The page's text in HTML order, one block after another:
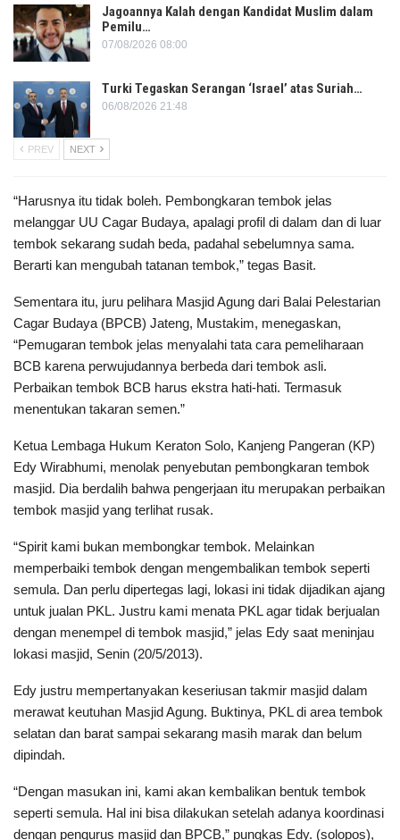
Jagoannya Kalah dengan Kandidat Muslim dalam
Pemilu…
07/08/2026 08:00
Turki Tegaskan Serangan ‘Israel’ atas Suriah…
06/08/2026 21:48
PREV NEXT
“Harusnya itu tidak boleh. Pembongkaran tembok jelas
melanggar UU Cagar Budaya, apalagi profil di dalam dan di luar
tembok sekarang sudah beda, padahal sebelumnya sama.
Berarti kan mengubah tatanan tembok,” tegas Basit.
Sementara itu, juru pelihara Masjid Agung dari Balai Pelestarian
Cagar Budaya (BPCB) Jateng, Mustakim, menegaskan,
“Pemugaran tembok jelas menyalahi tata cara pemeliharaan
BCB karena perwujudannya berbeda dari tembok asli.
Perbaikan tembok BCB harus ekstra hati-hati. Termasuk
menentukan takaran semen.”
Ketua Lembaga Hukum Keraton Solo, Kanjeng Pangeran (KP)
Edy Wirabhumi, menolak penyebutan pembongkaran tembok
masjid. Dia berdalih bahwa pengerjaan itu merupakan perbaikan
tembok masjid yang terlihat rusak.
“Spirit kami bukan membongkar tembok. Melainkan
memperbaiki tembok dengan mengembalikan tembok seperti
semula. Dan perlu dipertegas lagi, lokasi ini tidak dijadikan ajang
untuk jualan PKL. Justru kami menata PKL agar tidak berjualan
dengan menempel di tembok masjid,” jelas Edy saat meninjau
lokasi masjid, Senin (20/5/2013).
Edy justru mempertanyakan keseriusan takmir masjid dalam
merawat keutuhan Masjid Agung. Buktinya, PKL di area tembok
selatan dan barat sampai sekarang masih marak dan belum
dipindah.
“Dengan masukan ini, kami akan kembalikan bentuk tembok
seperti semula. Hal ini bisa dilakukan setelah adanya koordinasi
dengan pengurus masjid dan BPCB,” pungkas Edy. (solopos),